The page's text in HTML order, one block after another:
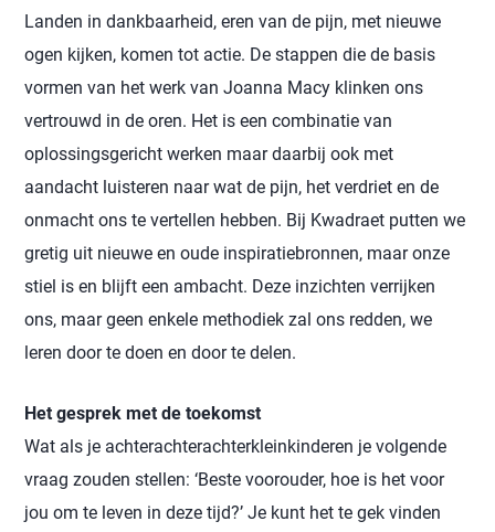
Landen in dankbaarheid, eren van de pijn, met nieuwe
ogen kijken, komen tot actie. De stappen die de basis
vormen van het werk van Joanna Macy klinken ons
vertrouwd in de oren. Het is een combinatie van
oplossingsgericht werken maar daarbij ook met
aandacht luisteren naar wat de pijn, het verdriet en de
onmacht ons te vertellen hebben. Bij Kwadraet putten we
gretig uit nieuwe en oude inspiratiebronnen, maar onze
stiel is en blijft een ambacht. Deze inzichten verrijken
ons, maar geen enkele methodiek zal ons redden, we
leren door te doen en door te delen.
Het gesprek met de toekomst
Wat als je achterachterachterkleinkinderen je volgende
vraag zouden stellen: ‘Beste voorouder, hoe is het voor
jou om te leven in deze tijd?’ Je kunt het te gek vinden